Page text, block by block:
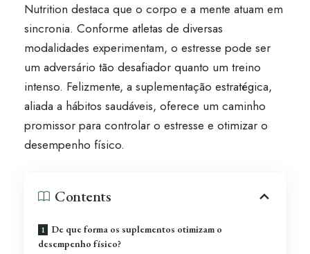
Nutrition destaca que o corpo e a mente atuam em
sincronia. Conforme atletas de diversas
modalidades experimentam, o estresse pode ser
um adversário tão desafiador quanto um treino
intenso. Felizmente, a suplementação estratégica,
aliada a hábitos saudáveis, oferece um caminho
promissor para controlar o estresse e otimizar o
desempenho físico.
Contents
De que forma os suplementos otimizam o
desempenho físico?